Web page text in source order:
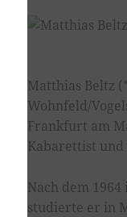
Matthias Beltz
Wohnfeld/
Frankfurt am
Kabarettist
Nach dem
studierte er in